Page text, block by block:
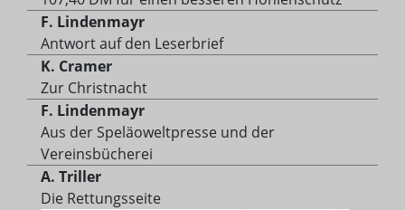
F. Lindenmayr
Antwort auf den Leserbrief
K. Cramer
Zur Christnacht
F. Lindenmayr
Aus der Speläoweltpresse und der
Vereinsbücherei
A. Triller
Die Rettungsseite